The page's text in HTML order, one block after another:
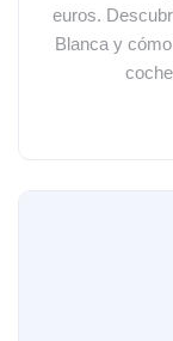
euros.
Blanca y